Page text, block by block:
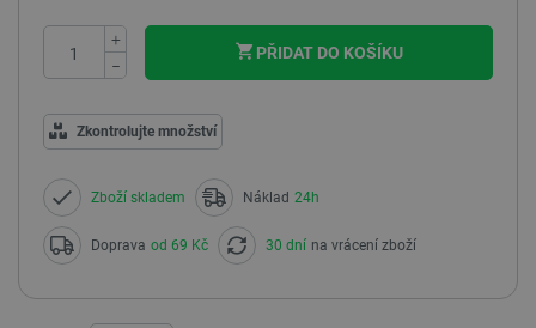
+
−
PŘIDAT DO KOŠÍKU
Zkontrolujte množství
Zboží skladem Náklad 24h
Doprava od 69 Kč 30 dní na vrácení zboží